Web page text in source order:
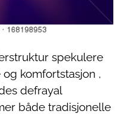
spekulere
komfortstasjon ,
defrayal
både tradisjonelle